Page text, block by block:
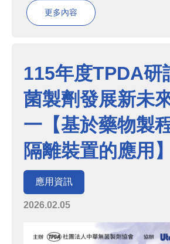
進：1 台抵 3 台效率提升 42%：&n...
更多內容
115年度TPDA研
菌製劑發展新未
一【基於藥物製
隔離裝置的應用】
應用資訊
2026.02.05